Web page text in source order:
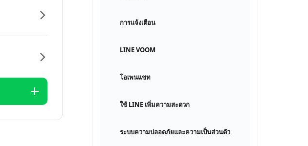
การแจ้งเตือน
LINE VOOM
โอเพนแชท
ใช้ LINE เพิ่มความสะดวก
ระบบความปลอดภัยและความเป็นส่วนตัว